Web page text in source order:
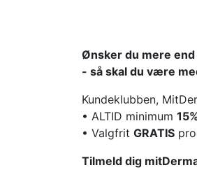
Ønsker du mere end
- så skal du være
Kundeklubben,
• ALTID minimum
• Valgfrit GRATIS
Tilmeld dig